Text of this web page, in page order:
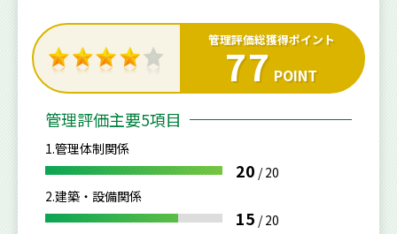
管理評価総獲得ポイント
77 POINT
管理評価主要5項目
1.管理体制関係
20 /20
2.建築・設備関係
15 /20